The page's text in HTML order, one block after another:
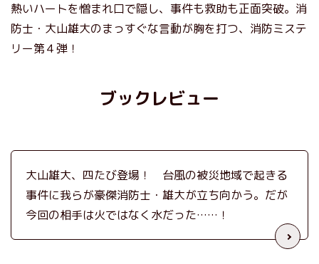
熱いハートを憎まれ口で隠し、事件も救助も正面突破。消
防士・大山雄大のまっすぐな言動が胸を打つ、消防ミステ
リー第４弾！
ブックレビュー
大山雄大、四たび登場！ 台風の被災地域で起きる
事件に我らが豪傑消防士・雄大が立ち向かう。だが
今回の相手は火ではなく水だった……！